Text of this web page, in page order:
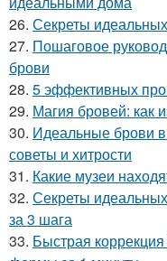
26. Секреты
27. Пошаговое
брови
28. 5 эффективных
29. Магия бровей: как
30. Идеальные брови
советы и хитрости
31. Какие музеи
32. Секреты
за 3 шага
33. Быстрая